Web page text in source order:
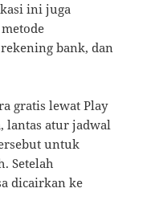
ini juga
bank, dan
gratis lewat Play
lantas atur jadwal
untuk
Setelah
dicairkan ke